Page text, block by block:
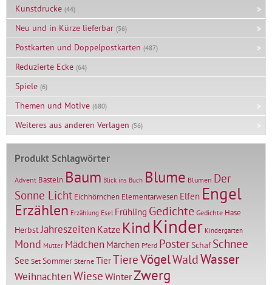
Kunstdrucke (44)
Neu und in Kürze lieferbar (56)
Postkarten und Doppelpostkarten (487)
Reduzierte Ecke (64)
Spiele (6)
Themen und Motive (680)
Weiteres aus anderen Verlagen (56)
Produkt Schlagwörter
Advent Basteln Baum Blick ins Buch Blume Blumen Der
Sonne Licht Eichhörnchen Elementarwesen Elfen Engel
Erzählen Erzählung Esel Frühling Gedichte Gedichte Hase
HerbstJahreszeitenKatze KindKinder Kindergarten
Mond Mutter Mädchen Märchen Pferd PosterSchaf Schnee
See Set Sommer Sterne TierTiereVögelWaldWasser
WeihnachtenWiese WinterZwerg